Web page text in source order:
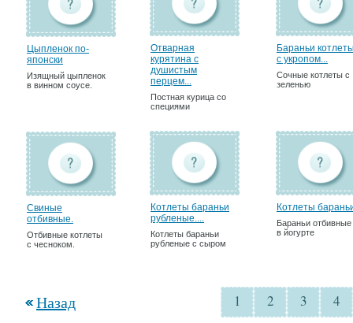
Цыпленок по-
японски
Изящный цыпленок
в винном соусе.
Отварная
курятина с
душистым
перцем...
Постная курица со
специями
Бараньи
с укропом...
Сочные котлеты с
зеленью
Свиные
отбивные.
Отбивные котлеты
с чесноком.
Котлеты бараньи
рубленые....
Котлеты бараньи
рубленые с сыром
Котлеты
Бараньи отбивные
в йогурте
Назад 1 2 3 4